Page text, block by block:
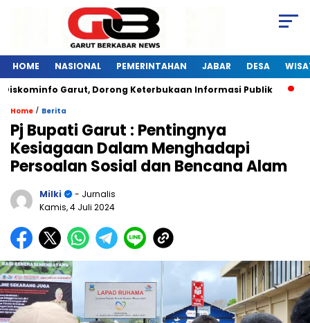
HOME NASIONAL PEMERINTAHAN JABAR DESA
Garut, Dorong Keterbukaan Informasi Publik
Home / Berita
Pj Bupati Garut : Pentingnya
Kesiagaan Dalam Menghadapi
Persoalan Sosial dan Bencana Alam
Milki
- Jurnalis
Kamis, 4 Juli 2024